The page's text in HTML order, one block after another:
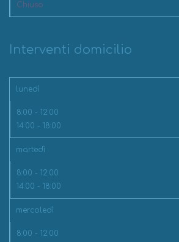
Chiuso
Interventi domicilio
lunedì
8:00 - 12:00
14:00 - 18:00
martedì
8:00 - 12:00
14:00 - 18:00
mercoledì
8:00 - 12:00